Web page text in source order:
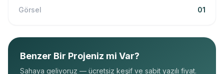
Görsel
01
Benzer Bir Projeniz mi Var?
Sahaya geliyoruz — ücretsiz keşif ve sabit yazılı fiyat.